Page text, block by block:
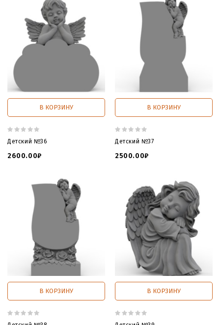
В КОРЗИНУ
Детский №36
2600.00₽
В КОРЗИНУ
Детский №37
2500.00₽
В КОРЗИНУ В КОРЗИНУ